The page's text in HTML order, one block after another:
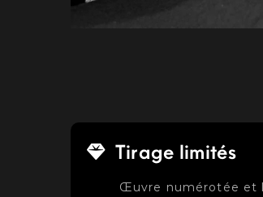
Tirage limités
Œuvre numérotée et